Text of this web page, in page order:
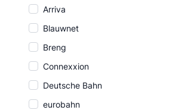
Arriva
Blauwnet
Breng
Connexxion
Deutsche Bahn
eurobahn